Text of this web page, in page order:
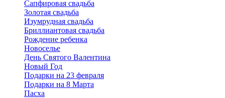
Сапфировая свадьба
Золотая свадьба
Изумрудная свадьба
Бриллиантовая свадьба
Рождение ребенка
Новоселье
День Святого Валентина
Новый Год
Подарки на 23 февраля
Подарки на 8 Марта
Пасха